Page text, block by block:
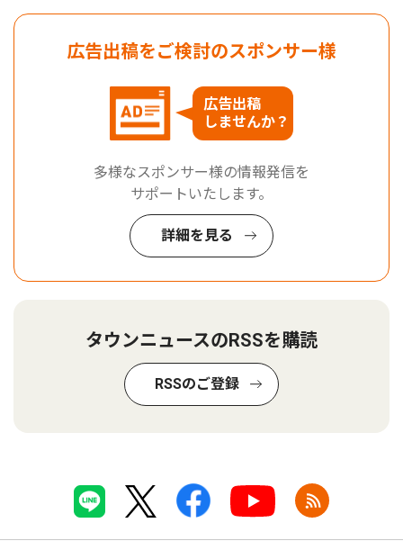
広告出稿をご検討のスポンサー様
広告出稿
しませんか？
多様なスポンサー様の情報発信を
サポートいたします。
詳細を見る
タウンニュースのRSSを購読
RSSのご登録